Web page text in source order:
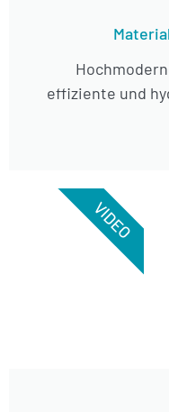
effiziente und
VIDEO